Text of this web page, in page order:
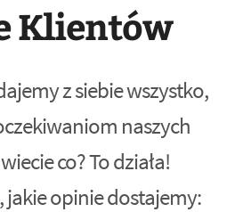
Klientów
z siebie wszystko,
naszych
co? To działa!
jakie opinie dostajemy: